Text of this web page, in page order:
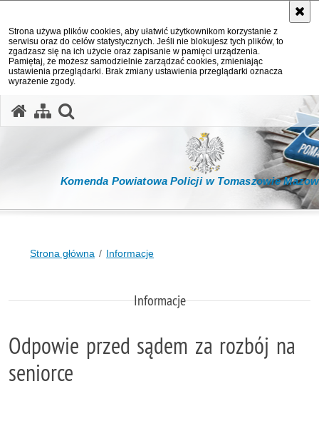
Strona używa plików cookies, aby ułatwić użytkownikom korzystanie z
serwisu oraz do celów statystycznych. Jeśli nie blokujesz tych plików, to
zgadzasz się na ich użycie oraz zapisanie w pamięci urządzenia.
Pamiętaj, że możesz samodzielnie zarządzać cookies, zmieniając
ustawienia przeglądarki. Brak zmiany ustawienia przeglądarki oznacza
wyrażenie zgody.
Komenda Powiatowa Policji w Tomaszowie
Strona główna Informacje
Informacje
Odpowie przed sądem za rozbój na
seniorce